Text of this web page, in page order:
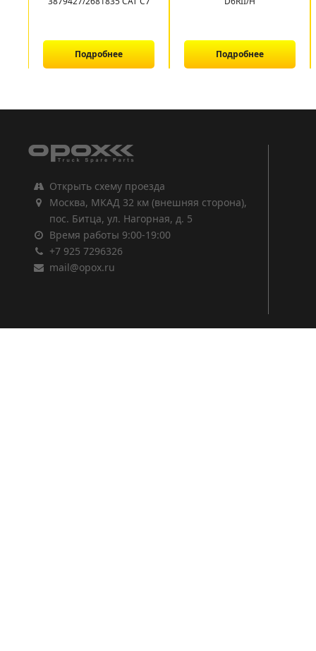
Подробнее Подробнее
Открыть схему проезда
Москва, МКАД 32 км (внешняя сторона),
пос. Битца, ул. Нагорная, д. 5
Время работы 9:00-19:00
+7 925 7296326
mail@opox.ru